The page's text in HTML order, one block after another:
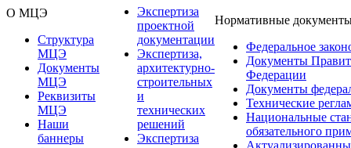
О МЦЭ
Структура
МЦЭ
Документы
МЦЭ
Реквизиты
МЦЭ
Наши
баннеры
Экспертиза
проектной
документации
Экспертиза,
архитектурно-
строительных
и
технических
решений
Экспертиза
Нормативные
Федеральное
Документы
Федерации
Документы
Технические
Национальные
обязательного